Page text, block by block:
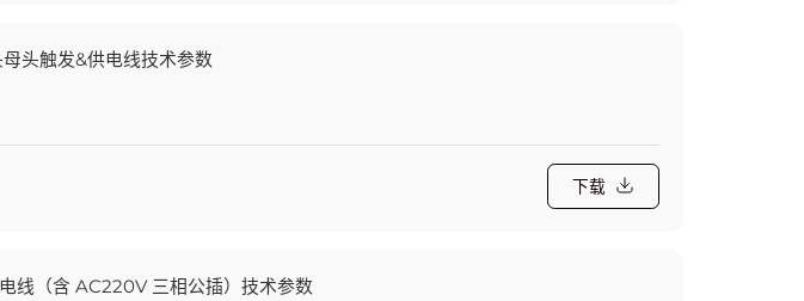
头触发&供电线技术参数
下载
线（含 AC220V 三相公插）技术参数